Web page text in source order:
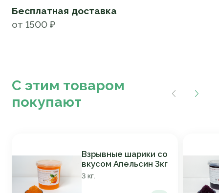
Бесплатная доставка
от 1500 ₽
С этим товаром
покупают
Взрывные шарики со
вкусом Апельсин 3кг
3 кг.